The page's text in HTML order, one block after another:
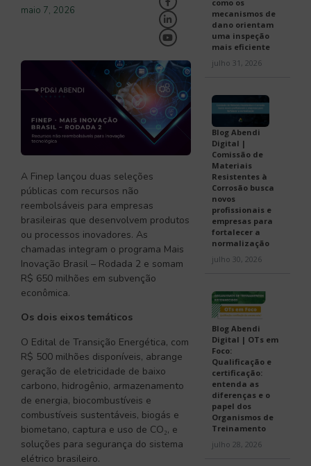
maio 7, 2026
A Finep lançou duas seleções
públicas com recursos não
reembolsáveis para empresas
brasileiras que desenvolvem produtos
ou processos inovadores. As
chamadas integram o programa Mais
Inovação Brasil – Rodada 2 e somam
R$ 650 milhões em subvenção
econômica.
Os dois eixos temáticos
O Edital de Transição Energética, com
R$ 500 milhões disponíveis, abrange
geração de eletricidade de baixo
carbono, hidrogênio, armazenamento
de energia, biocombustíveis e
combustíveis sustentáveis, biogás e
biometano, captura e uso de CO₂, e
soluções para segurança do sistema
elétrico brasileiro.
como os
mecanismos de
dano orientam
uma inspeção
mais eficiente
julho 31, 2026
Blog Abendi
Digital |
Comissão de
Materiais
Resistentes à
Corrosão busca
novos
profissionais e
empresas para
fortalecer a
normalização
julho 30, 2026
Blog Abendi
Digital | OTs em
Foco:
Qualificação e
certificação:
entenda as
diferenças e o
papel dos
Organismos de
Treinamento
julho 28, 2026